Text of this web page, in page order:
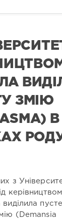
ЗМІЮ
В
з
виділила
(Demansia